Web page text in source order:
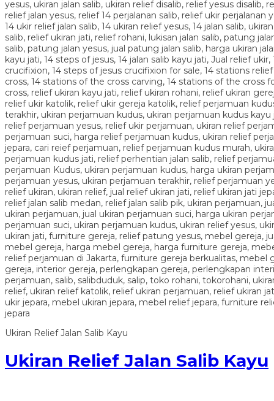
Ukiran Relief Jalan Salib Kayu
Ukiran Relief Jalan Salib Kayu